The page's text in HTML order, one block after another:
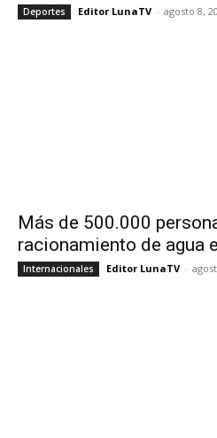
Deportes Editor LunaTV - agosto 8,
Más de 500.000
racionamiento de agua
Internacionales Editor LunaTV -